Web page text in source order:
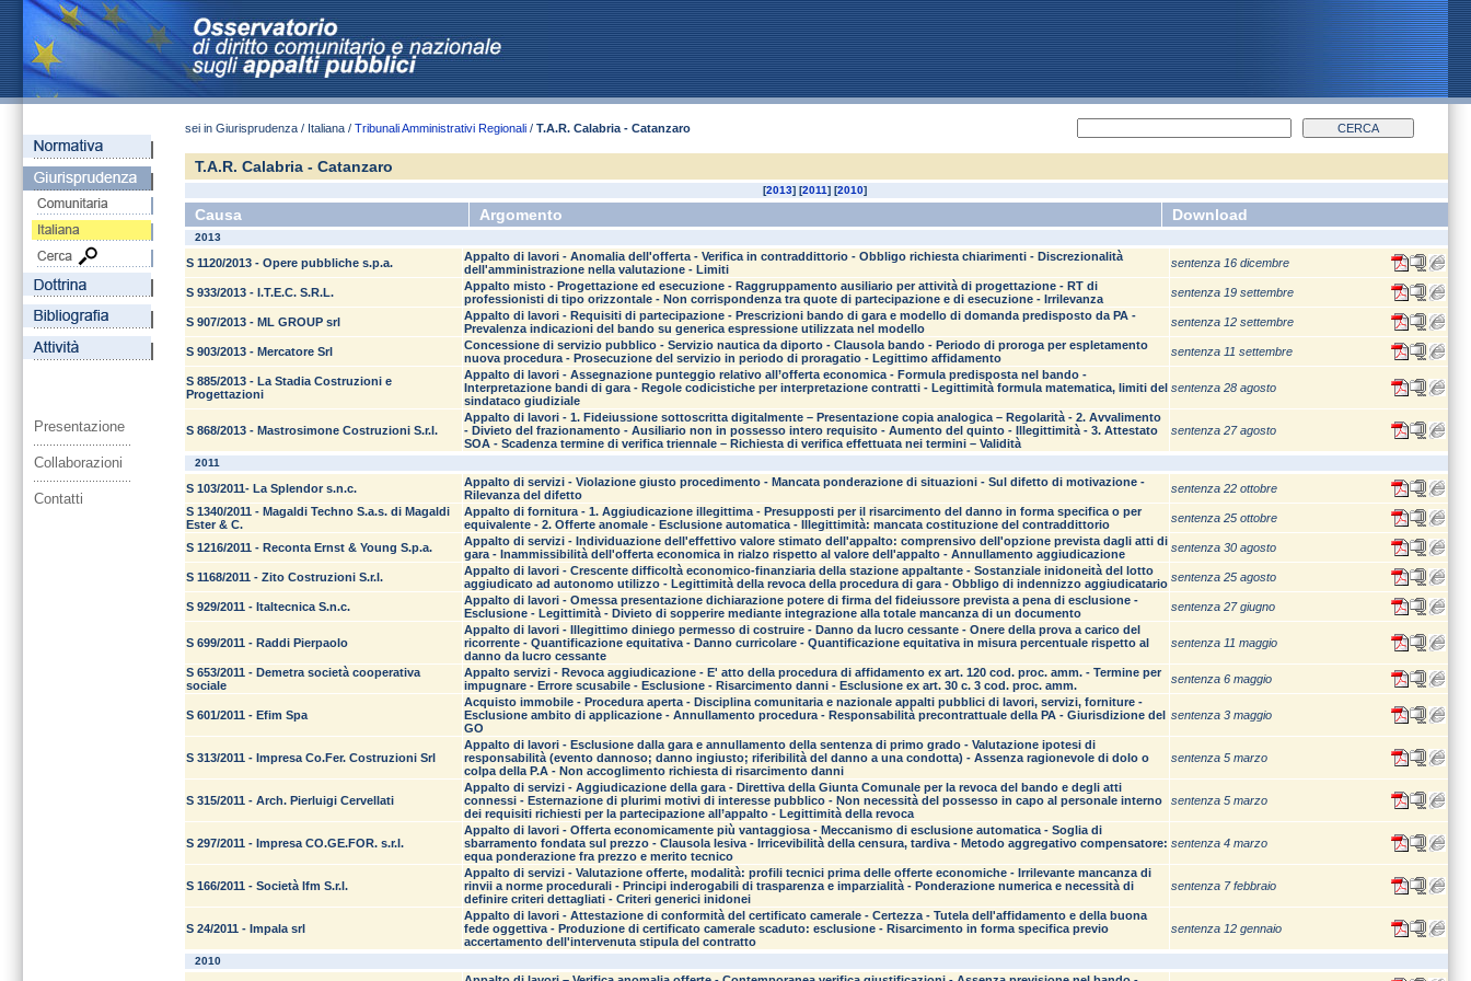
Presentazione
Collaborazioni
Contatti
sei in Giurisprudenza / Italiana / Tribunali Amministrativi Regionali / T.A.R. Calabria - Catanzaro
T.A.R. Calabria - Catanzaro
[2013] [2011] [2010]
Causa Argomento Download
2013
S 1120/2013 - Opere pubbliche s.p.a.
Appalto di lavori - Anomalia dell'offerta - Verifica in contraddittorio - Obbligo richiesta chiarimenti - Discrezionalità
dell'amministrazione nella valutazione - Limiti
sentenza 16 dicembre
S 933/2013 - I.T.E.C. S.R.L.
Appalto misto - Progettazione ed esecuzione - Raggruppamento ausiliario per attività di progettazione - RT di
professionisti di tipo orizzontale - Non corrispondenza tra quote di partecipazione e di esecuzione - Irrilevanza
sentenza 19 settembre
S 907/2013 - ML GROUP srl
Appalto di lavori - Requisiti di partecipazione - Prescrizioni bando di gara e modello di domanda predisposto da PA -
Prevalenza indicazioni del bando su generica espressione utilizzata nel modello
sentenza 12 settembre
S 903/2013 - Mercatore Srl
Concessione di servizio pubblico - Servizio nautica da diporto - Clausola bando - Periodo di proroga per espletamento
nuova procedura - Prosecuzione del servizio in periodo di proragatio - Legittimo affidamento
sentenza 11 settembre
S 885/2013 - La Stadia Costruzioni e
Progettazioni
Appalto di lavori - Assegnazione punteggio relativo all’offerta economica - Formula predisposta nel bando -
Interpretazione bandi di gara - Regole codicistiche per interpretazione contratti - Legittimità formula matematica, limiti del
sindataco giudiziale
sentenza 28 agosto
S 868/2013 - Mastrosimone Costruzioni S.r.l.
Appalto di lavori - 1. Fideiussione sottoscritta digitalmente – Presentazione copia analogica – Regolarità - 2. Avvalimento
- Divieto del frazionamento - Ausiliario non in possesso intero requisito - Aumento del quinto - Illegittimità - 3. Attestato
SOA - Scadenza termine di verifica triennale – Richiesta di verifica effettuata nei termini – Validità
sentenza 27 agosto
2011
S 103/2011- La Splendor s.n.c.
Appalto di servizi - Violazione giusto procedimento - Mancata ponderazione di situazioni - Sul difetto di motivazione -
Rilevanza del difetto
sentenza 22 ottobre
S 1340/2011 - Magaldi Techno S.a.s. di Magaldi
Ester & C.
Appalto di fornitura - 1. Aggiudicazione illegittima - Presupposti per il risarcimento del danno in forma specifica o per
equivalente - 2. Offerte anomale - Esclusione automatica - Illegittimità: mancata costituzione del contraddittorio
sentenza 25 ottobre
S 1216/2011 - Reconta Ernst & Young S.p.a.
Appalto di servizi - Individuazione dell'effettivo valore stimato dell'appalto: comprensivo dell'opzione prevista dagli atti di
gara - Inammissibilità dell'offerta economica in rialzo rispetto al valore dell'appalto - Annullamento aggiudicazione
sentenza 30 agosto
S 1168/2011 - Zito Costruzioni S.r.l.
Appalto di lavori - Crescente difficoltà economico-finanziaria della stazione appaltante - Sostanziale inidoneità del lotto
aggiudicato ad autonomo utilizzo - Legittimità della revoca della procedura di gara - Obbligo di indennizzo aggiudicatario sentenza 25 agosto
S 929/2011 - Italtecnica S.n.c.
Appalto di lavori - Omessa presentazione dichiarazione potere di firma del fideiussore prevista a pena di esclusione -
Esclusione - Legittimità - Divieto di sopperire mediante integrazione alla totale mancanza di un documento
sentenza 27 giugno
S 699/2011 - Raddi Pierpaolo
Appalto di lavori - Illegittimo diniego permesso di costruire - Danno da lucro cessante - Onere della prova a carico del
ricorrente - Quantificazione equitativa - Danno curricolare - Quantificazione equitativa in misura percentuale rispetto al
danno da lucro cessante
sentenza 11 maggio
S 653/2011 - Demetra società cooperativa
sociale
Appalto servizi - Revoca aggiudicazione - E' atto della procedura di affidamento ex art. 120 cod. proc. amm. - Termine per
impugnare - Errore scusabile - Esclusione - Risarcimento danni - Esclusione ex art. 30 c. 3 cod. proc. amm.
sentenza 6 maggio
S 601/2011 - Efim Spa
Acquisto immobile - Procedura aperta - Disciplina comunitaria e nazionale appalti pubblici di lavori, servizi, forniture -
Esclusione ambito di applicazione - Annullamento procedura - Responsabilità precontrattuale della PA - Giurisdizione del
GO
sentenza 3 maggio
S 313/2011 - Impresa Co.Fer. Costruzioni Srl
Appalto di lavori - Esclusione dalla gara e annullamento della sentenza di primo grado - Valutazione ipotesi di
responsabilità (evento dannoso; danno ingiusto; riferibilità del danno a una condotta) - Assenza ragionevole di dolo o
colpa della P.A - Non accoglimento richiesta di risarcimento danni
sentenza 5 marzo
S 315/2011 - Arch. Pierluigi Cervellati
Appalto di servizi - Aggiudicazione della gara - Direttiva della Giunta Comunale per la revoca del bando e degli atti
connessi - Esternazione di plurimi motivi di interesse pubblico - Non necessità del possesso in capo al personale interno
dei requisiti richiesti per la partecipazione all’appalto - Legittimità della revoca
sentenza 5 marzo
S 297/2011 - Impresa CO.GE.FOR. s.r.l.
Appalto di lavori - Offerta economicamente più vantaggiosa - Meccanismo di esclusione automatica - Soglia di
sbarramento fondata sul prezzo - Clausola lesiva - Irricevibilità della censura, tardiva - Metodo aggregativo compensatore:
equa ponderazione fra prezzo e merito tecnico
sentenza 4 marzo
S 166/2011 - Società Ifm S.r.l.
Appalto di servizi - Valutazione offerte, modalità: profili tecnici prima delle offerte economiche - Irrilevante mancanza di
rinvii a norme procedurali - Principi inderogabili di trasparenza e imparzialità - Ponderazione numerica e necessità di
definire criteri dettagliati - Criteri generici inidonei
sentenza 7 febbraio
S 24/2011 - Impala srl
Appalto di lavori - Attestazione di conformità del certificato camerale - Certezza - Tutela dell'affidamento e della buona
fede oggettiva - Produzione di certificato camerale scaduto: esclusione - Risarcimento in forma specifica previo
accertamento dell'intervenuta stipula del contratto
sentenza 12 gennaio
2010